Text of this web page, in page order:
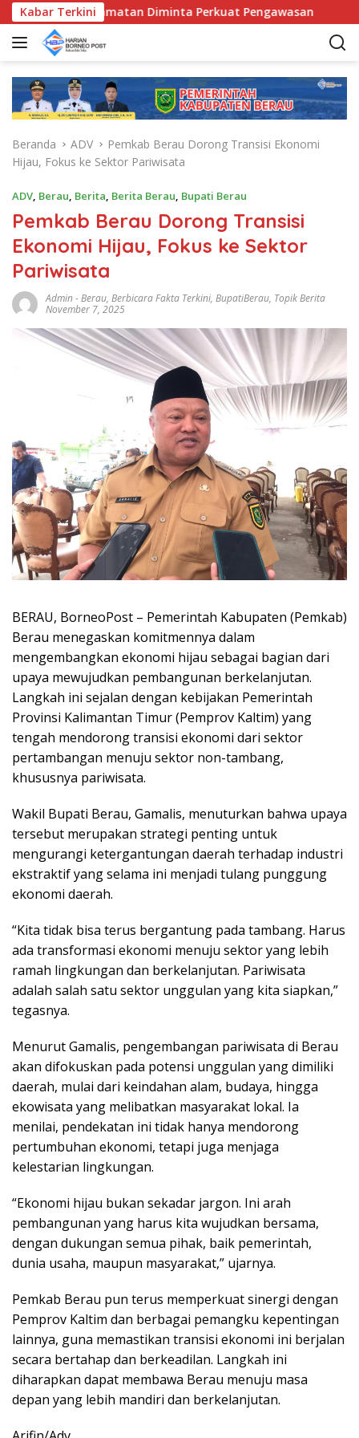
a
Kabar Terkini
Kecamatan Diminta Perkuat Pengawasan
Beranda ADV
Pemkab Berau Dorong Transisi Ekonomi
Hijau, Fokus ke Sektor Pariwisata
ADV, Berau, Berita, Berita Berau, Bupati Berau
Pemkab Berau Dorong Transisi
Ekonomi Hijau, Fokus ke Sektor
Pariwisata
Admin-Berau, Berbicara Fakta Terkini, BupatiBerau, Topik Berita
November 7, 2025
BERAU, BorneoPost – Pemerintah Kabupaten (Pemkab)
Berau menegaskan komitmennya dalam
mengembangkan ekonomi hijau sebagai bagian dari
upaya mewujudkan pembangunan berkelanjutan.
Langkah ini sejalan dengan kebijakan Pemerintah
Provinsi Kalimantan Timur (Pemprov Kaltim) yang
tengah mendorong transisi ekonomi dari sektor
pertambangan menuju sektor non-tambang,
khususnya pariwisata.
Wakil Bupati Berau, Gamalis, menuturkan bahwa upaya
tersebut merupakan strategi penting untuk
mengurangi ketergantungan daerah terhadap industri
ekstraktif yang selama ini menjadi tulang punggung
ekonomi daerah.
“Kita tidak bisa terus bergantung pada tambang. Harus
ada transformasi ekonomi menuju sektor yang lebih
ramah lingkungan dan berkelanjutan. Pariwisata
adalah salah satu sektor unggulan yang kita siapkan,”
tegasnya.
Menurut Gamalis, pengembangan pariwisata di Berau
akan difokuskan pada potensi unggulan yang dimiliki
daerah, mulai dari keindahan alam, budaya, hingga
ekowisata yang melibatkan masyarakat lokal. Ia
menilai, pendekatan ini tidak hanya mendorong
pertumbuhan ekonomi, tetapi juga menjaga
kelestarian lingkungan.
“Ekonomi hijau bukan sekadar jargon. Ini arah
pembangunan yang harus kita wujudkan bersama,
dengan dukungan semua pihak, baik pemerintah,
dunia usaha, maupun masyarakat,” ujarnya.
Pemkab Berau pun terus memperkuat sinergi dengan
Pemprov Kaltim dan berbagai pemangku kepentingan
lainnya, guna memastikan transisi ekonomi ini berjalan
secara bertahap dan berkeadilan. Langkah ini
diharapkan dapat membawa Berau menuju masa
depan yang lebih mandiri dan berkelanjutan.